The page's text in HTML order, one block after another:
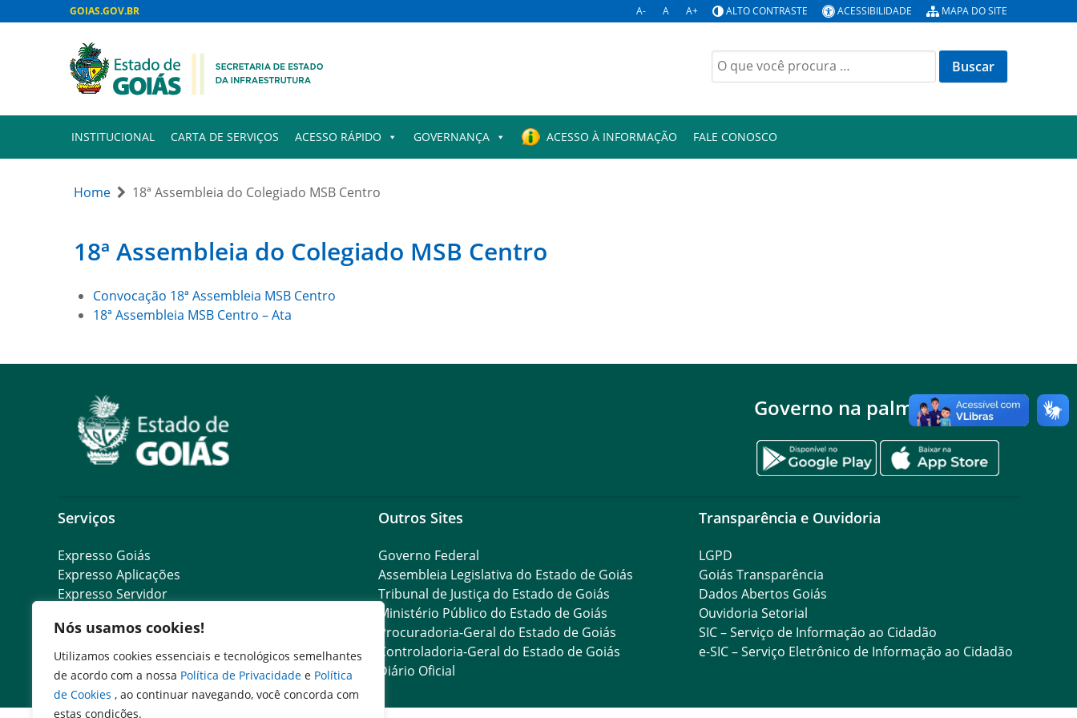
Nós usamos cookies!
Utilizamos cookies essenciais e tecnológicos semelhantes
de acordo com a nossa Política de Privacidade e Política
de Cookies , ao continuar navegando, você concorda com
estas condições.
GOIAS.GOV.BR A- A A+ ALTO CONTRASTE ACESSIBILIDADE MAPA DO SITE
Buscar
por:
INSTITUCIONAL CARTA DE SERVIÇOS ACESSO RÁPIDO GOVERNANÇA ACESSO À INFORMAÇÃO FALE CONOSCO
Home 18ª Assembleia do Colegiado MSB Centro
18ª Assembleia do Colegiado MSB Centro
Convocação 18ª Assembleia MSB Centro
18ª Assembleia MSB Centro – Ata
Governo na palma da mão
Serviços
Expresso Goiás
Expresso Aplicações
Expresso Servidor
Cadastro de Autoridades
Escola de Governo
Agenda de Autoridades
Outros Sites
Governo Federal
Assembleia Legislativa do Estado de Goiás
Tribunal de Justiça do Estado de Goiás
Ministério Público do Estado de Goiás
Procuradoria-Geral do Estado de Goiás
Controladoria-Geral do Estado de Goiás
Diário Oficial
Transparência e Ouvidoria
LGPD
Goiás Transparência
Dados Abertos Goiás
Ouvidoria Setorial
SIC – Serviço de Informação ao Cidadão
e-SIC – Serviço Eletrônico de Informação ao Cidadão